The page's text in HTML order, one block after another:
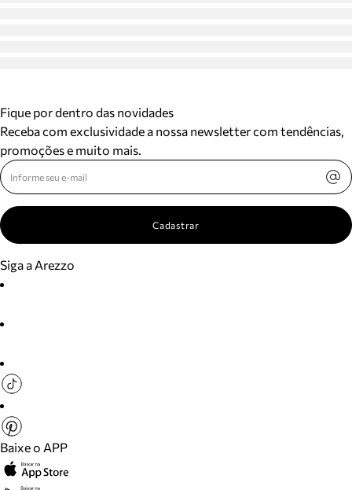
Fique por dentro das novidades
Receba com exclusividade a nossa newsletter com tendências,
promoções e muito mais.
Cadastrar
Siga a Arezzo
Baixe o APP